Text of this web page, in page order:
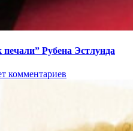
Рубена Эстлунда
комментариев